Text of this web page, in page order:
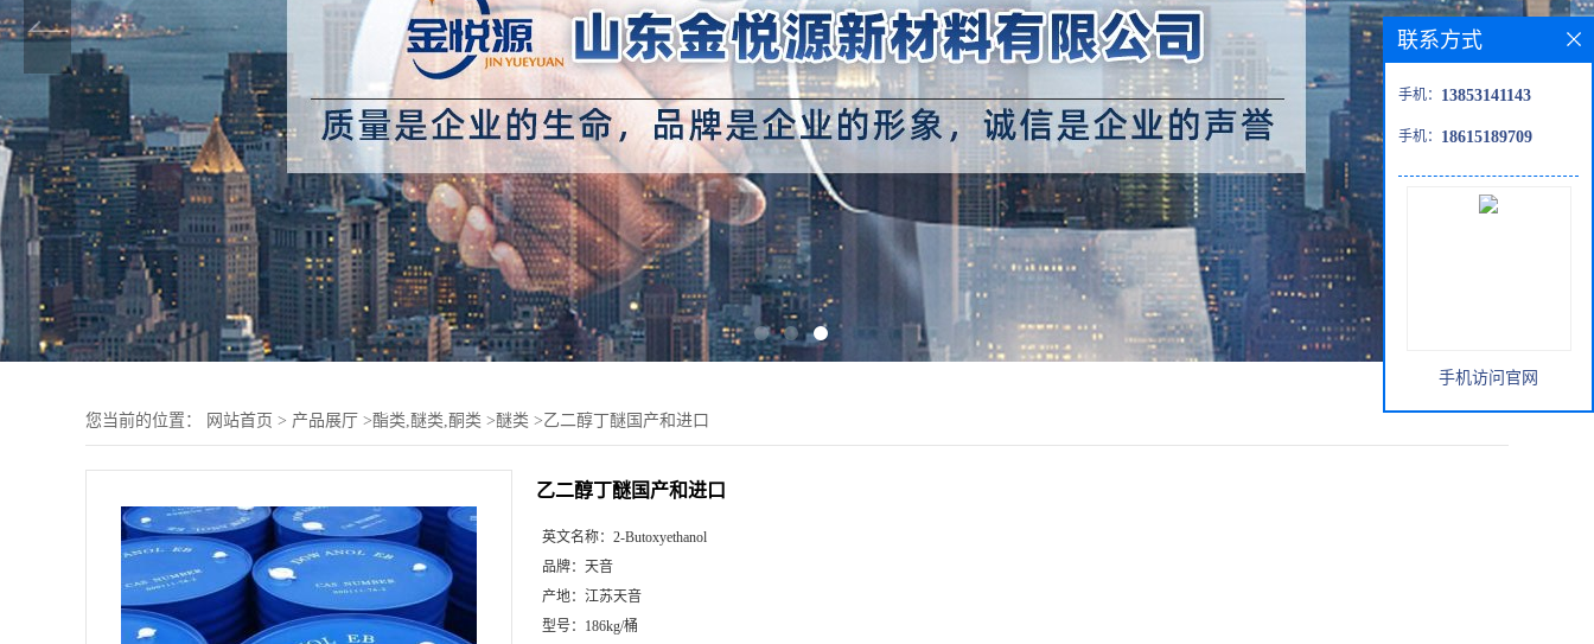
您当前的位置： 网站首页 > 产品展厅 >酯类,醚类,酮类 >醚类 >乙二醇丁醚国产和进口
乙二醇丁醚国产和进口
英文名称： 2-Butoxyethanol
品牌： 天音
产地： 江苏天音
型号： 186kg/桶
联系方式
手机： 13853141143
手机： 18615189709
手机访问官网